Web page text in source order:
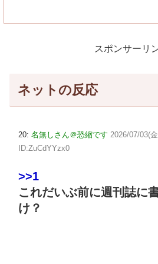
スポンサーリ
ネットの反応
20: 名無しさん＠恐縮です 2026/07/03(
ID:ZuCdYYzx0
>>1
これだいぶ前に週刊誌に
け？